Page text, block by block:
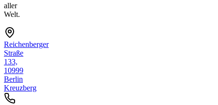
aller
Welt.
Reichenberger
Straße
133,
10999
Berlin
Kreuzberg